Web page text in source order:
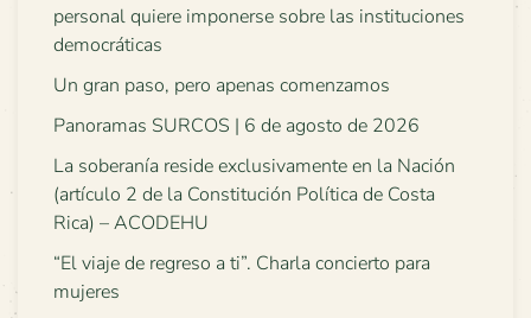
personal quiere imponerse sobre las instituciones
democráticas
Un gran paso, pero apenas comenzamos
Panoramas SURCOS | 6 de agosto de 2026
La soberanía reside exclusivamente en la Nación
(artículo 2 de la Constitución Política de Costa
Rica) – ACODEHU
“El viaje de regreso a ti”. Charla concierto para
mujeres